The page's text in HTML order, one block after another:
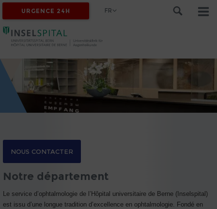
URGENCE 24H FR
NOUS CONTACTER
Notre département
Le service d’ophtalmologie de l’Hôpital universitaire de Berne (Inselspital)
est issu d’une longue tradition d’excellence en ophtalmologie. Fondé en